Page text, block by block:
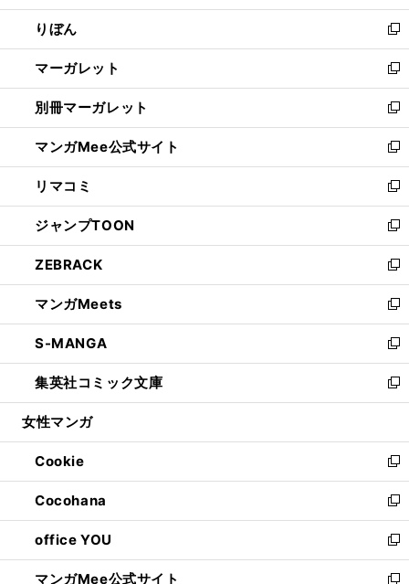
開
く
ウ
で
開
く
ン
ド
ウ
で
開
く
ウ
ィ
ン
ド
ウ
で
開
く
りぼん
新
し
い
ウ
ィ
ン
ド
ウ
で
開
く
マーガレット
新
し
い
ウ
ィ
ン
ド
ウ
で
開
く
別冊マーガレット
新
し
い
ウ
ィ
ン
ド
ウ
で
開
く
マンガMee公式サイト
新
し
い
ウ
ィ
ン
ド
ウ
で
開
く
リマコミ
新
し
い
ウ
ィ
ン
ド
ウ
で
開
く
ジャンプTOON
新
し
い
ウ
ィ
ン
ド
ウ
で
開
ZEBRACK
新
し
い
ウ
ィ
ン
ド
ウ
開
く
マンガMeets
新
し
い
ウ
ィ
ン
ウ
で
開
く
S-MANGA
新
し
い
ウ
ン
ド
ウ
で
開
く
集英社コミック文庫
新
し
ウ
ィ
ン
ド
ウ
で
開
く
女性マンガ
Cookie
新
し
い
ウ
ィ
ン
ド
Cocohana
新
し
い
ウ
office YOU
新
し
マンガMee公式サイト